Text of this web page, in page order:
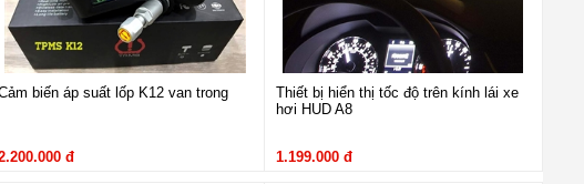
Kona
biến áp suất lốp K12 van trong
đ
Thiết bị hiển thị tốc độ trên kính lái xe
hơi HUD A8
1.199.000 đ